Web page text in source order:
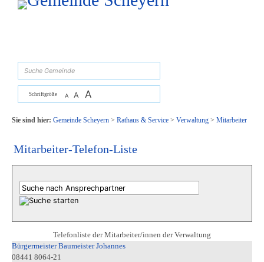
Zum Inhalt, zur Navigationoder zur Startseite springen.
Schriftgröße A A A
Sie sind hier: Gemeinde Scheyern> Rathaus & Service> Verwaltung> Mitarbeiter
Mitarbeiter-Telefon-Liste
Telefonliste der Mitarbeiter/innen der Verwaltung
Bürgermeister Baumeister Johannes
08441 8064-21